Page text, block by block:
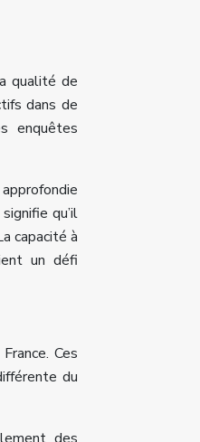
qualité de
dans de
enquêtes
qu’il
capacité à
un défi
Ces
du